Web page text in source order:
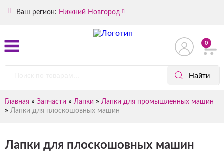
Ваш регион: Нижний Новгород
0
Главная » Запчасти » Лапки » Лапки для промышленных машин
» Лапки для плоскошовных машин
Лапки для плоскошовных машин